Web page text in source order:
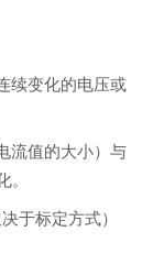
续变化的电压或
流值的大小）与
。
于标定方式）